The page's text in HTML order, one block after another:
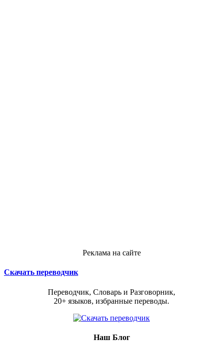
Реклама на сайте
Скачать переводчик
Переводчик, Словарь и Разговорник,
20+ языков, избранные переводы.
Наш Блог